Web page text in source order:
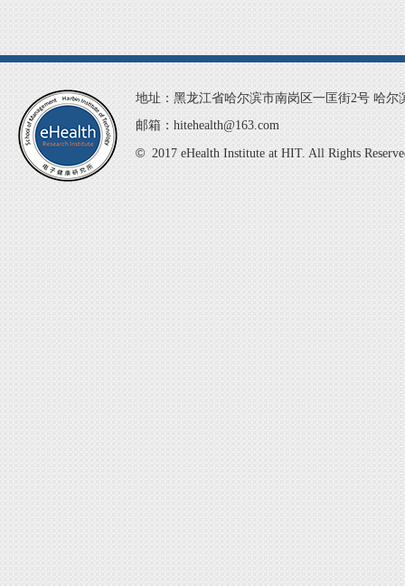
地址：黑龙江省哈尔滨市南岗区一匡街2号 哈尔
邮箱：hitehealth@163.com
© 2017 eHealth Institute at HIT. All Rights